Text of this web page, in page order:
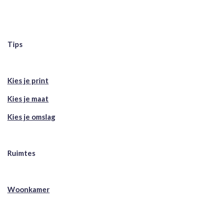
Tips
Kies je print
Kies je maat
Kies je omslag
Ruimtes
Woonkamer